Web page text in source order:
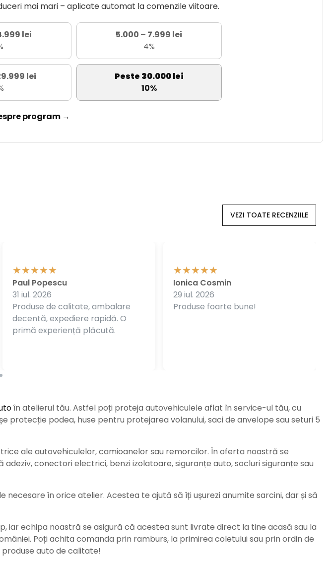
mai mari – aplicate automat la comenzile viitoare.
lei
5.000 – 7.999 lei
4%
lei
Peste 30.000 lei
10%
program →
VEZI TOATE RECENZIILE
Produse de calitate, ambalare
decentă, expediere rapidă. O
primă experiență plăcută.
Paul Popescu
31 iul. 2026
Produse foarte bune!
Ionica Cosmin
29 iul. 2026
în atelierul tău. Astfel poți proteja autovehiculele aflat în service-ul tău, cu
podea, huse pentru protejarea volanului, saci de anvelope sau seturi 5
ale autovehiculelor, camioanelor sau remorcilor. În oferta noastră se
conectori electrici, benzi izolatoare, siguranțe auto, socluri siguranțe sau
în orice atelier. Acestea te ajută să îți ușurezi anumite sarcini, dar și să
iar echipa noastră se asigură că acestea sunt livrate direct la tine acasă sau la
Poți achita comanda prin ramburs, la primirea coletului sau prin ordin de
auto de calitate!